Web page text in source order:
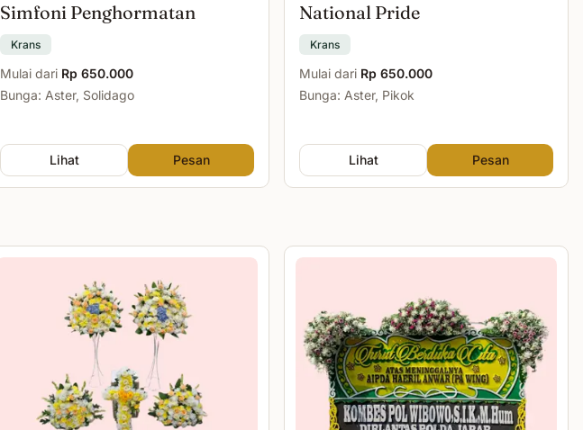
Simfoni Penghormatan
Krans
Mulai dari Rp 650.000
Bunga: Aster, Solidago
Lihat Pesan
National Pride
Krans
Mulai dari Rp 650.000
Bunga: Aster, Pikok
Lihat Pesan